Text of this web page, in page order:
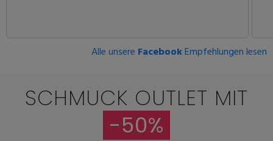
Alle unsere FacebookEmpfehlungen lesen
SCHMUCK OUTLET MIT
-50%